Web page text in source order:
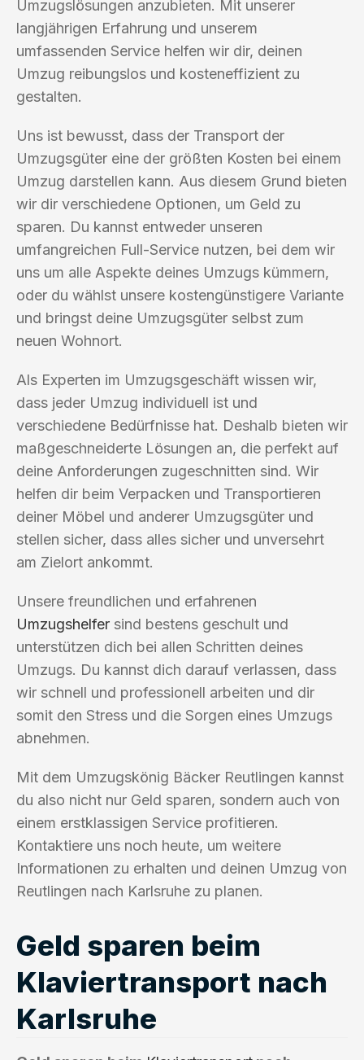
Umzugslösungen anzubieten. Mit unserer
langjährigen Erfahrung und unserem
umfassenden Service helfen wir dir, deinen
Umzug reibungslos und kosteneffizient zu
gestalten.
Uns ist bewusst, dass der Transport der
Umzugsgüter eine der größten Kosten bei einem
Umzug darstellen kann. Aus diesem Grund bieten
wir dir verschiedene Optionen, um Geld zu
sparen. Du kannst entweder unseren
umfangreichen Full-Service nutzen, bei dem wir
uns um alle Aspekte deines Umzugs kümmern,
oder du wählst unsere kostengünstigere Variante
und bringst deine Umzugsgüter selbst zum
neuen Wohnort.
Als Experten im Umzugsgeschäft wissen wir,
dass jeder Umzug individuell ist und
verschiedene Bedürfnisse hat. Deshalb bieten wir
maßgeschneiderte Lösungen an, die perfekt auf
deine Anforderungen zugeschnitten sind. Wir
helfen dir beim Verpacken und Transportieren
deiner Möbel und anderer Umzugsgüter und
stellen sicher, dass alles sicher und unversehrt
am Zielort ankommt.
Unsere freundlichen und erfahrenen
Umzugshelfer sind bestens geschult und
unterstützen dich bei allen Schritten deines
Umzugs. Du kannst dich darauf verlassen, dass
wir schnell und professionell arbeiten und dir
somit den Stress und die Sorgen eines Umzugs
abnehmen.
Mit dem Umzugskönig Bäcker Reutlingen kannst
du also nicht nur Geld sparen, sondern auch von
einem erstklassigen Service profitieren.
Kontaktiere uns noch heute, um weitere
Informationen zu erhalten und deinen Umzug von
Reutlingen nach Karlsruhe zu planen.
Geld sparen beim
Klaviertransport nach
Karlsruhe